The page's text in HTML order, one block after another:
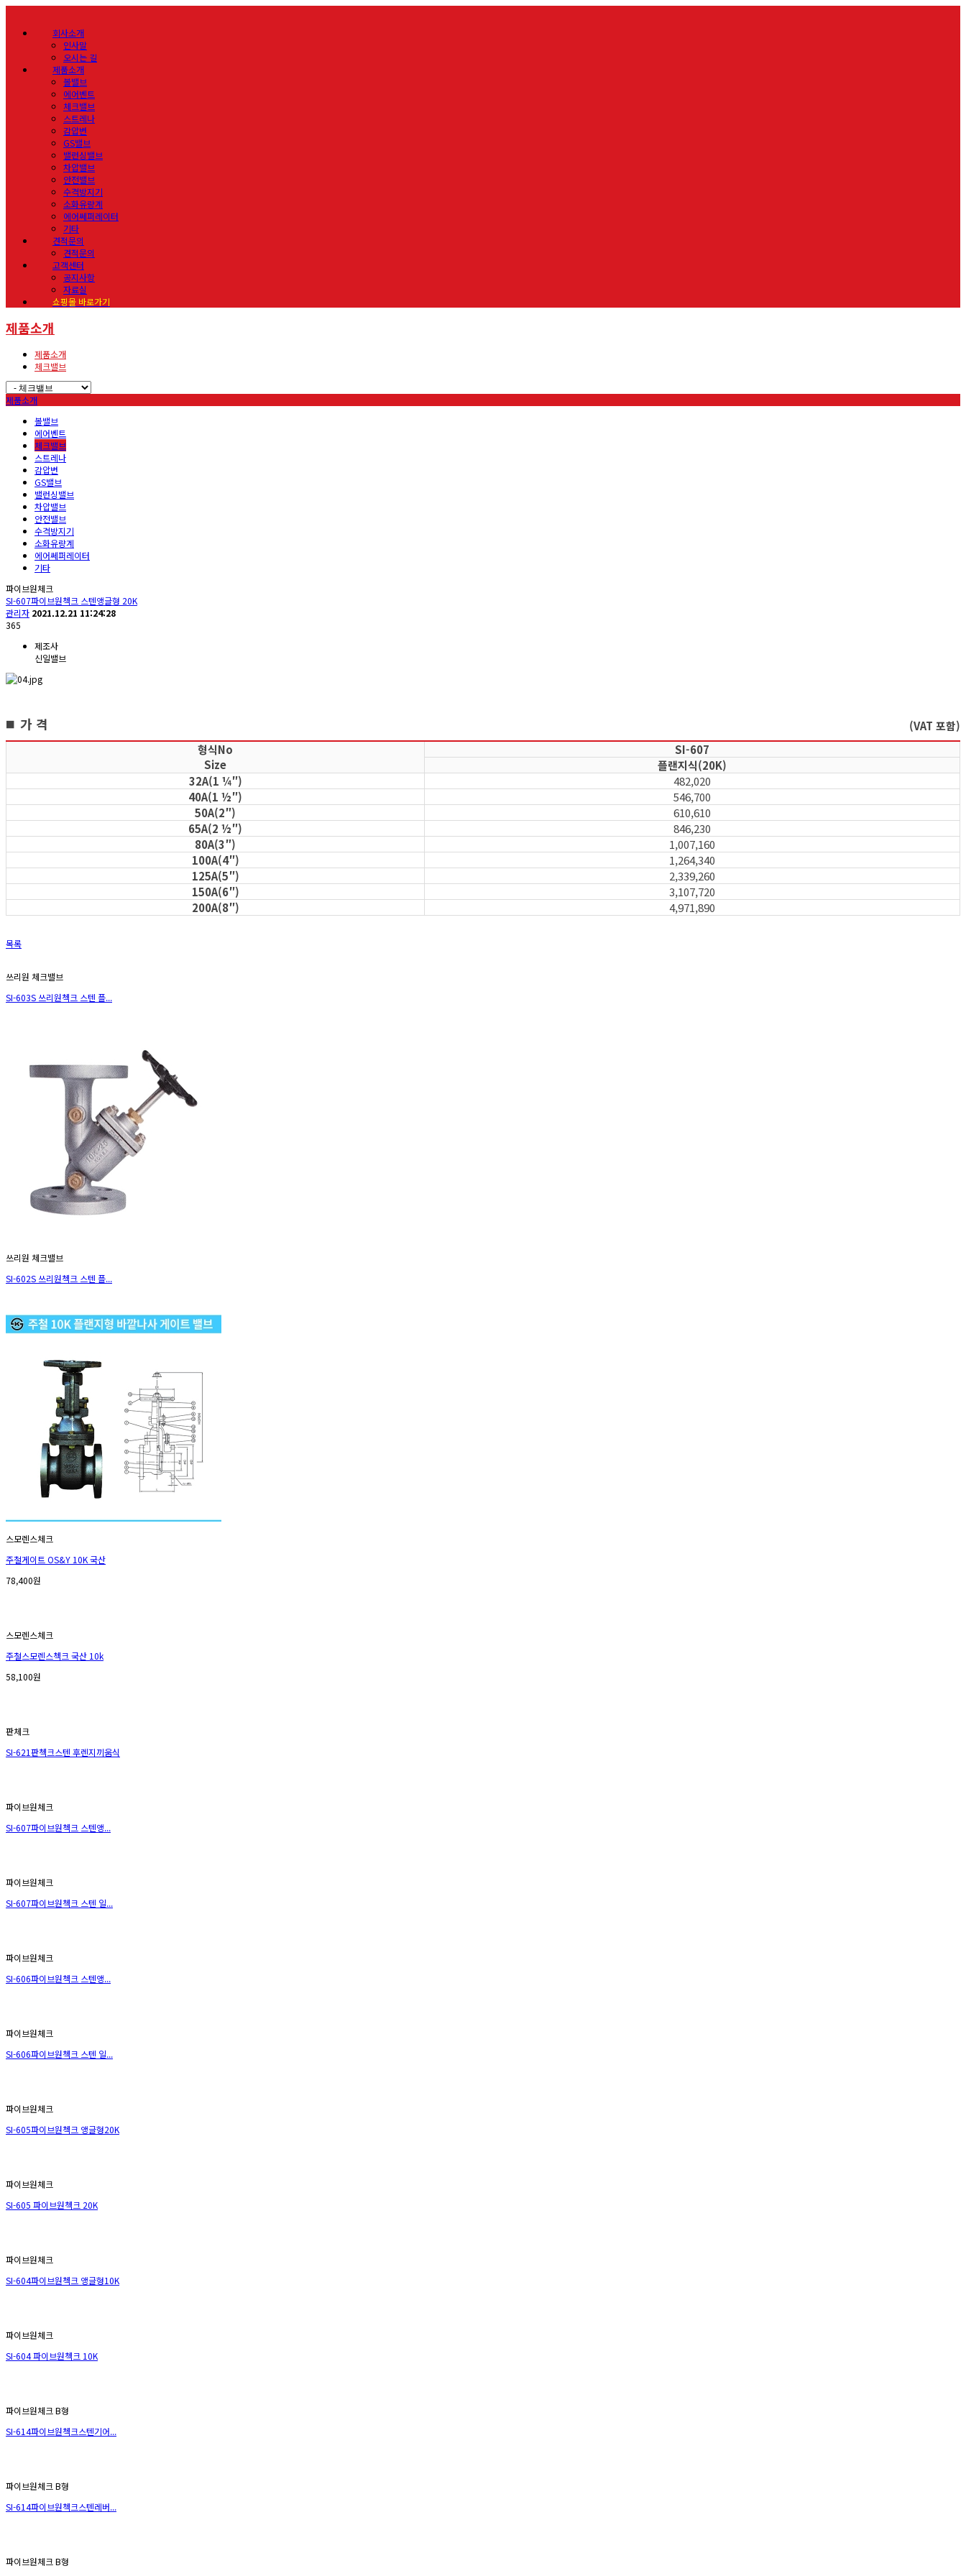
회사소개
인사말
오시는 길
제품소개
볼밸브
에어벤트
체크밸브
스트레나
감압변
GS밸브
밸런싱밸브
차압밸브
안전밸브
수격방지기
소화유량계
에어쎄퍼레이터
기타
견적문의
견적문의
고객센터
공지사항
자료실
쇼핑몰 바로가기
제품소개
제품소개
체크밸브
제품소개
볼밸브
에어벤트
체크밸브
스트레나
감압변
GS밸브
밸런싱밸브
차압밸브
안전밸브
수격방지기
소화유량계
에어쎄퍼레이터
기타
파이브원체크
SI-607파이브원첵크 스텐앵글형 20K
관리자 2021.12.21 11:24:28
365
제조사
신일밸브
■ 가 격
(VAT 포함)
형식No
Size
SI-607
플랜지식(20K)
32A(1 ¼″)
482,020
40A(1 ½″)
546,700
50A(2″)
610,610
65A(2 ½″)
846,230
80A(3″)
1,007,160
100A(4″)
1,264,340
125A(5″)
2,339,260
150A(6″)
3,107,720
200A(8″)
4,971,890
목록
쓰리원 체크밸브
SI-603S 쓰리원첵크 스텐 플...
쓰리원 체크밸브
SI-602S 쓰리원첵크 스텐 플...
스모렌스체크
주철게이트 OS&Y 10K 국산
78,400원
스모렌스체크
주철스모렌스첵크 국산 10k
58,100원
판체크
SI-621판첵크스텐 후렌지끼움식
파이브원체크
SI-607파이브원첵크 스텐앵...
파이브원체크
SI-607파이브원첵크 스텐 일...
파이브원체크
SI-606파이브원첵크 스텐앵...
파이브원체크
SI-606파이브원첵크 스텐 일...
파이브원체크
SI-605파이브원첵크 앵글형20K
파이브원체크
SI-605 파이브원첵크 20K
파이브원체크
SI-604파이브원첵크 앵글형10K
파이브원체크
SI-604 파이브원첵크 10K
파이브원체크 B형
SI-614파이브원첵크스텐기어...
파이브원체크 B형
SI-614파이브원첵크스텐레버...
파이브원체크 B형